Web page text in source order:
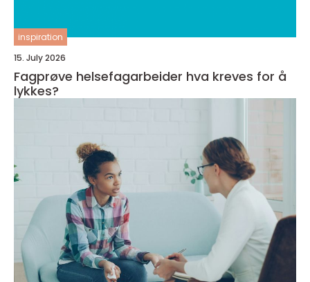
inspiration
15. July 2026
Fagprøve helsefagarbeider hva kreves for å
lykkes?